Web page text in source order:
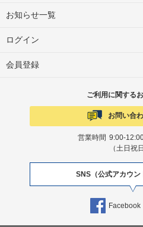
お知らせ一覧
ログイン
会員登録
ご利用に関する
お問い合
営業時間 9:00-
（土日祝
SNS（公式アカウン
Facebook